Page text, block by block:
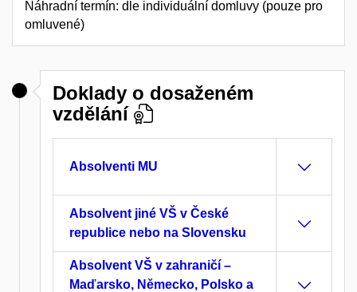
Náhradní termín: dle individuální domluvy (pouze pro
omluvené)
Doklady o dosaženém
vzdělání
Absolventi MU
Absolvent jiné VŠ v České
republice nebo na Slovensku
Absolvent VŠ v zahraničí –
Maďarsko, Německo, Polsko a